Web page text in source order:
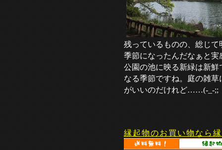
残っているものの、総じ
季節になったんだなぁと
公園の池に映る新緑は新
なる季節ですね。庭の雑
がいいのだけれど……(-_-;;
縁起物のお買い物なら